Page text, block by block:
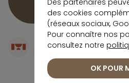
pour
Rédaction meilleurtaux
Des partenaires
des cookies
(réseaux sociaux,
Pour connaître nos
consultez notre
OK POUR